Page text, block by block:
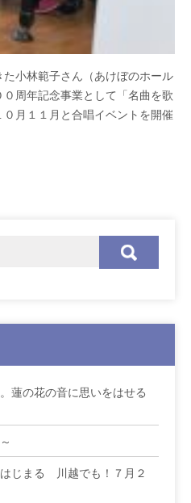
小林範子さん（あけぼのホール
周年記念事業として「名曲を歌
月１１月と合唱イベントを開催
蓮の花の音に思いをはせる
はじまる 川越でも！７月２